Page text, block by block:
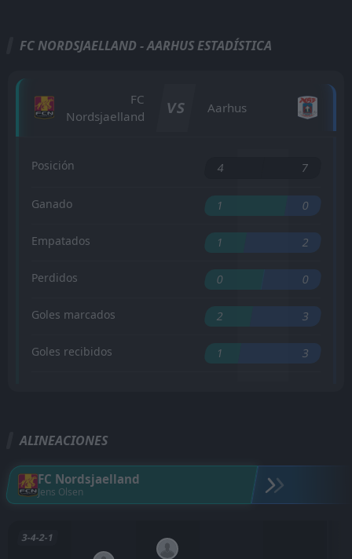
FC NORDSJAELLAND - AARHUS ESTADÍSTICA
FC
Nordsjaelland
VS Aarhus
Posición 4 7
Ganado 1 0
Empatados 1 2
Perdidos 0 0
Goles marcados 2 3
Goles recibidos 1 3
ALINEACIONES
FC Nordsjaelland
Jens Olsen
3-4-2-1